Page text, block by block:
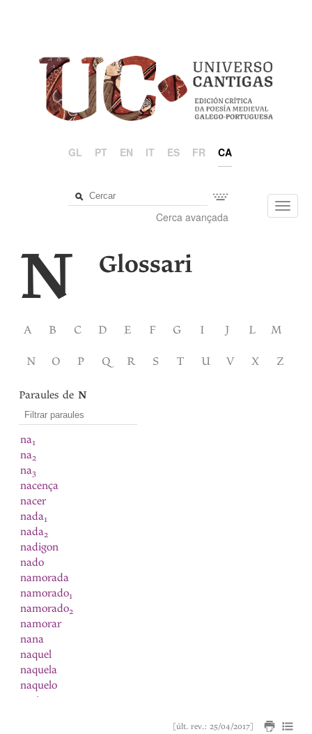
GL PT EN IT ES FR CA
Cerca avançada
N Glossari
A B C D E F G I J L M
N O P Q R S T U V X Z
Paraules deN
na1
na2
na3
nacença
nacer
nada1
nada2
nadigon
nado
namorada
namorado1
namorado2
namorar
nana
naquel
naquela
naquelo
narizes
[últ. rev.: 25/04/2017]